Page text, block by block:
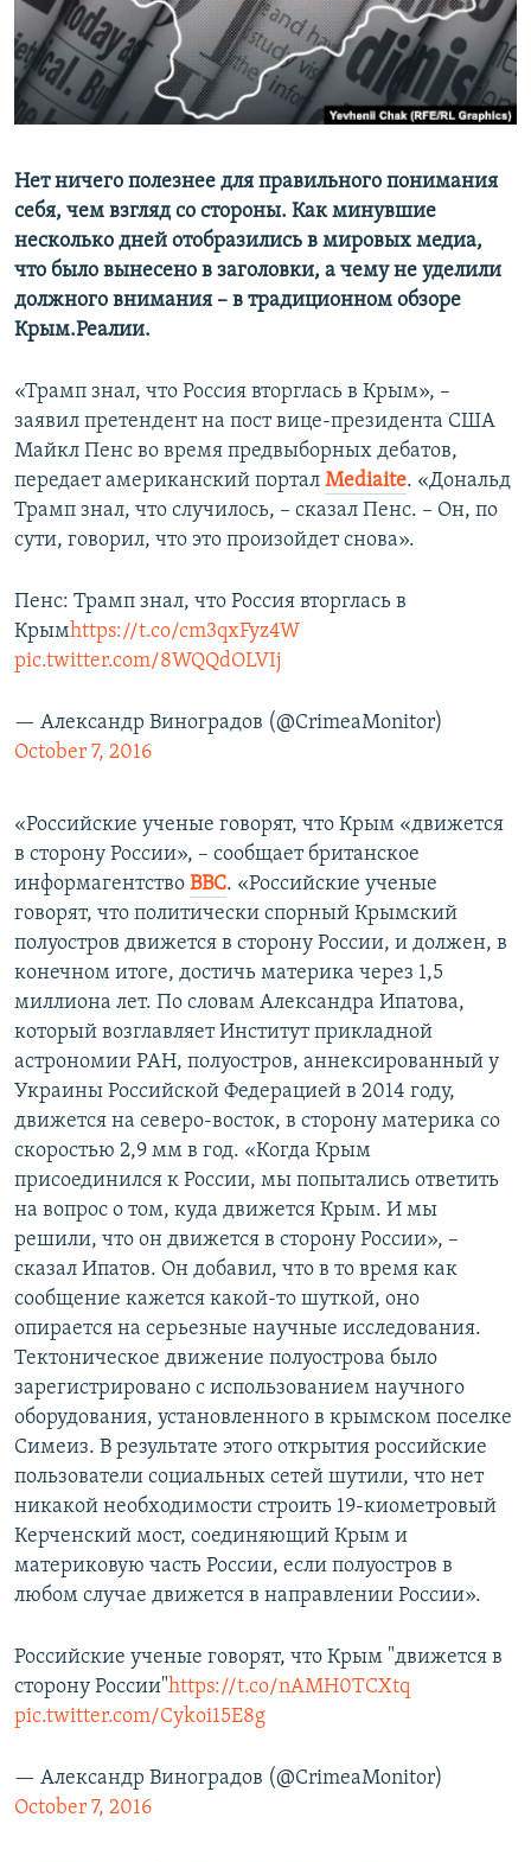
ПОБЕДИТЕЛЕЙ НЕ СУДЯТ?
КРЫМ.НЕПОКОРЕННЫЙ
ELIFBE
ПРИСОЕДИНЯЙТЕСЬ!
Все сайты RFE/RL
Нет ничего полезнее для правильного понимания
себя, чем взгляд со стороны. Как минувшие
несколько дней отобразились в мировых медиа,
что было вынесено в заголовки, а чему не уделили
должного внимания – в традиционном обзоре
Крым.Реалии.
«Трамп знал, что Россия вторглась в Крым», –
заявил претендент на пост вице-президента США
Майкл Пенс во время предвыборных дебатов,
передает американский портал Mediaite. «Дональд
Трамп знал, что случилось, – сказал Пенс. – Он, по
сути, говорил, что это произойдет снова».
Пенс: Трамп знал, что Россия вторглась в
Крымhttps://t.co/cm3qxFyz4W
pic.twitter.com/8WQQdOLVIj
— Александр Виноградов (@CrimeaMonitor)
October 7, 2016
«Российские ученые говорят, что Крым «движется
в сторону России», – сообщает британское
информагентство ВВС. «Российские ученые
говорят, что политически спорный Крымский
полуостров движется в сторону России, и должен, в
конечном итоге, достичь материка через 1,5
миллиона лет. По словам Александра Ипатова,
который возглавляет Институт прикладной
астрономии РАН, полуостров, аннексированный у
Украины Российской Федерацией в 2014 году,
движется на северо-восток, в сторону материка со
скоростью 2,9 мм в год. «Когда Крым
присоединился к России, мы попытались ответить
на вопрос о том, куда движется Крым. И мы
решили, что он движется в сторону России», –
сказал Ипатов. Он добавил, что в то время как
сообщение кажется какой-то шуткой, оно
опирается на серьезные научные исследования.
Тектоническое движение полуострова было
зарегистрировано с использованием научного
оборудования, установленного в крымском поселке
Симеиз. В результате этого открытия российские
пользователи социальных сетей шутили, что нет
никакой необходимости строить 19-киометровый
Керченский мост, соединяющий Крым и
материковую часть России, если полуостров в
любом случае движется в направлении России».
Российские ученые говорят, что Крым "движется в
сторону России"https://t.co/nAMH0TCXtq
pic.twitter.com/Cykoi15E8g
— Александр Виноградов (@CrimeaMonitor)
October 7, 2016